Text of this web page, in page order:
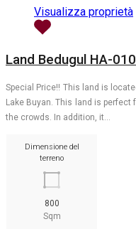
Visualizza proprietà
Land Bedugul HA-
Special Price!! This land is
Lake Buyan. This land is
the crowds. In addition, it…
Dimensione del
terreno
800
Sqm